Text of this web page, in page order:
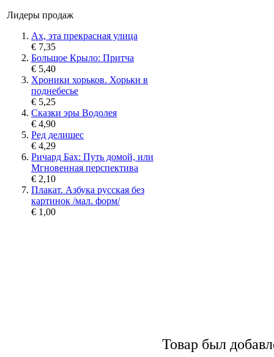
Лидеры продаж
Ах, эта прекрасная улица
€ 7,35
Большое Крыло: Притча
€ 5,40
Хроники хорьков. Хорьки в
поднебесье
€ 5,25
Сказки эры Водолея
€ 4,90
Ред делишес
€ 4,29
Ричард Бах: Путь домой, или
Мгновенная перспектива
€ 2,10
Плакат. Азбука русская без
картинок /мал. форм/
€ 1,00
Товар был